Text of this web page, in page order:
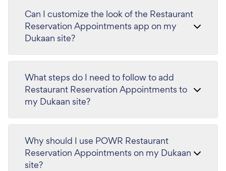
Can I customize the look of the Restaurant
Reservation Appointments app on my
Dukaan site?
What steps do I need to follow to add
Restaurant Reservation Appointments to
my Dukaan site?
Why should I use POWR Restaurant
Reservation Appointments on my Dukaan
site?